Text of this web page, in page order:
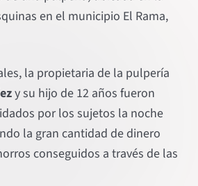
en el municipio El Rama,
la propietaria de la pulpería
y su hijo de 12 años fueron
por los sujetos la noche
la gran cantidad de dinero
conseguidos a través de las